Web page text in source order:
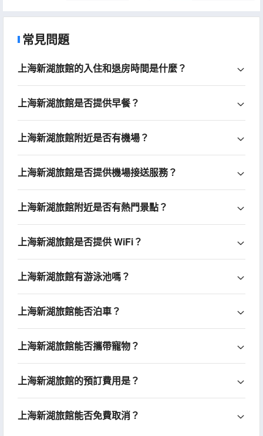
常見問題
上海新湖旅館的入住和退房時間是什麼？
上海新湖旅館是否提供早餐？
上海新湖旅館附近是否有機場？
上海新湖旅館是否提供機場接送服務？
上海新湖旅館附近是否有熱門景點？
上海新湖旅館是否提供 WiFi？
上海新湖旅館有游泳池嗎？
上海新湖旅館能否泊車？
上海新湖旅館能否攜帶寵物？
上海新湖旅館的預訂費用是？
上海新湖旅館能否免費取消？